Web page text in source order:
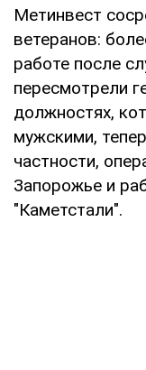
Метинвест
ветеранов:
работе после
пересмотрели
должностях,
мужскими,
частности,
Запорожье и
"Каметстали".